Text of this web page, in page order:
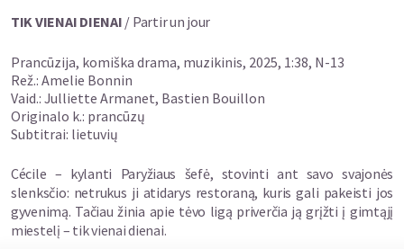
TIK VIENAI DIENAI / Partir un jour
Prancūzija, komiška drama, muzikinis, 2025, 1:38, N-13
Rež.: Amelie Bonnin
Vaid.: Julliette Armanet, Bastien Bouillon
Originalo k.: prancūzų
Subtitrai: lietuvių
Cécile – kylanti Paryžiaus šefė, stovinti ant savo svajonės
slenksčio: netrukus ji atidarys restoraną, kuris gali pakeisti jos
gyvenimą. Tačiau žinia apie tėvo ligą priverčia ją grįžti į gimtąjį
miestelį – tik vienai dienai.